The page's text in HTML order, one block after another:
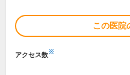
この医院
アクセス数※